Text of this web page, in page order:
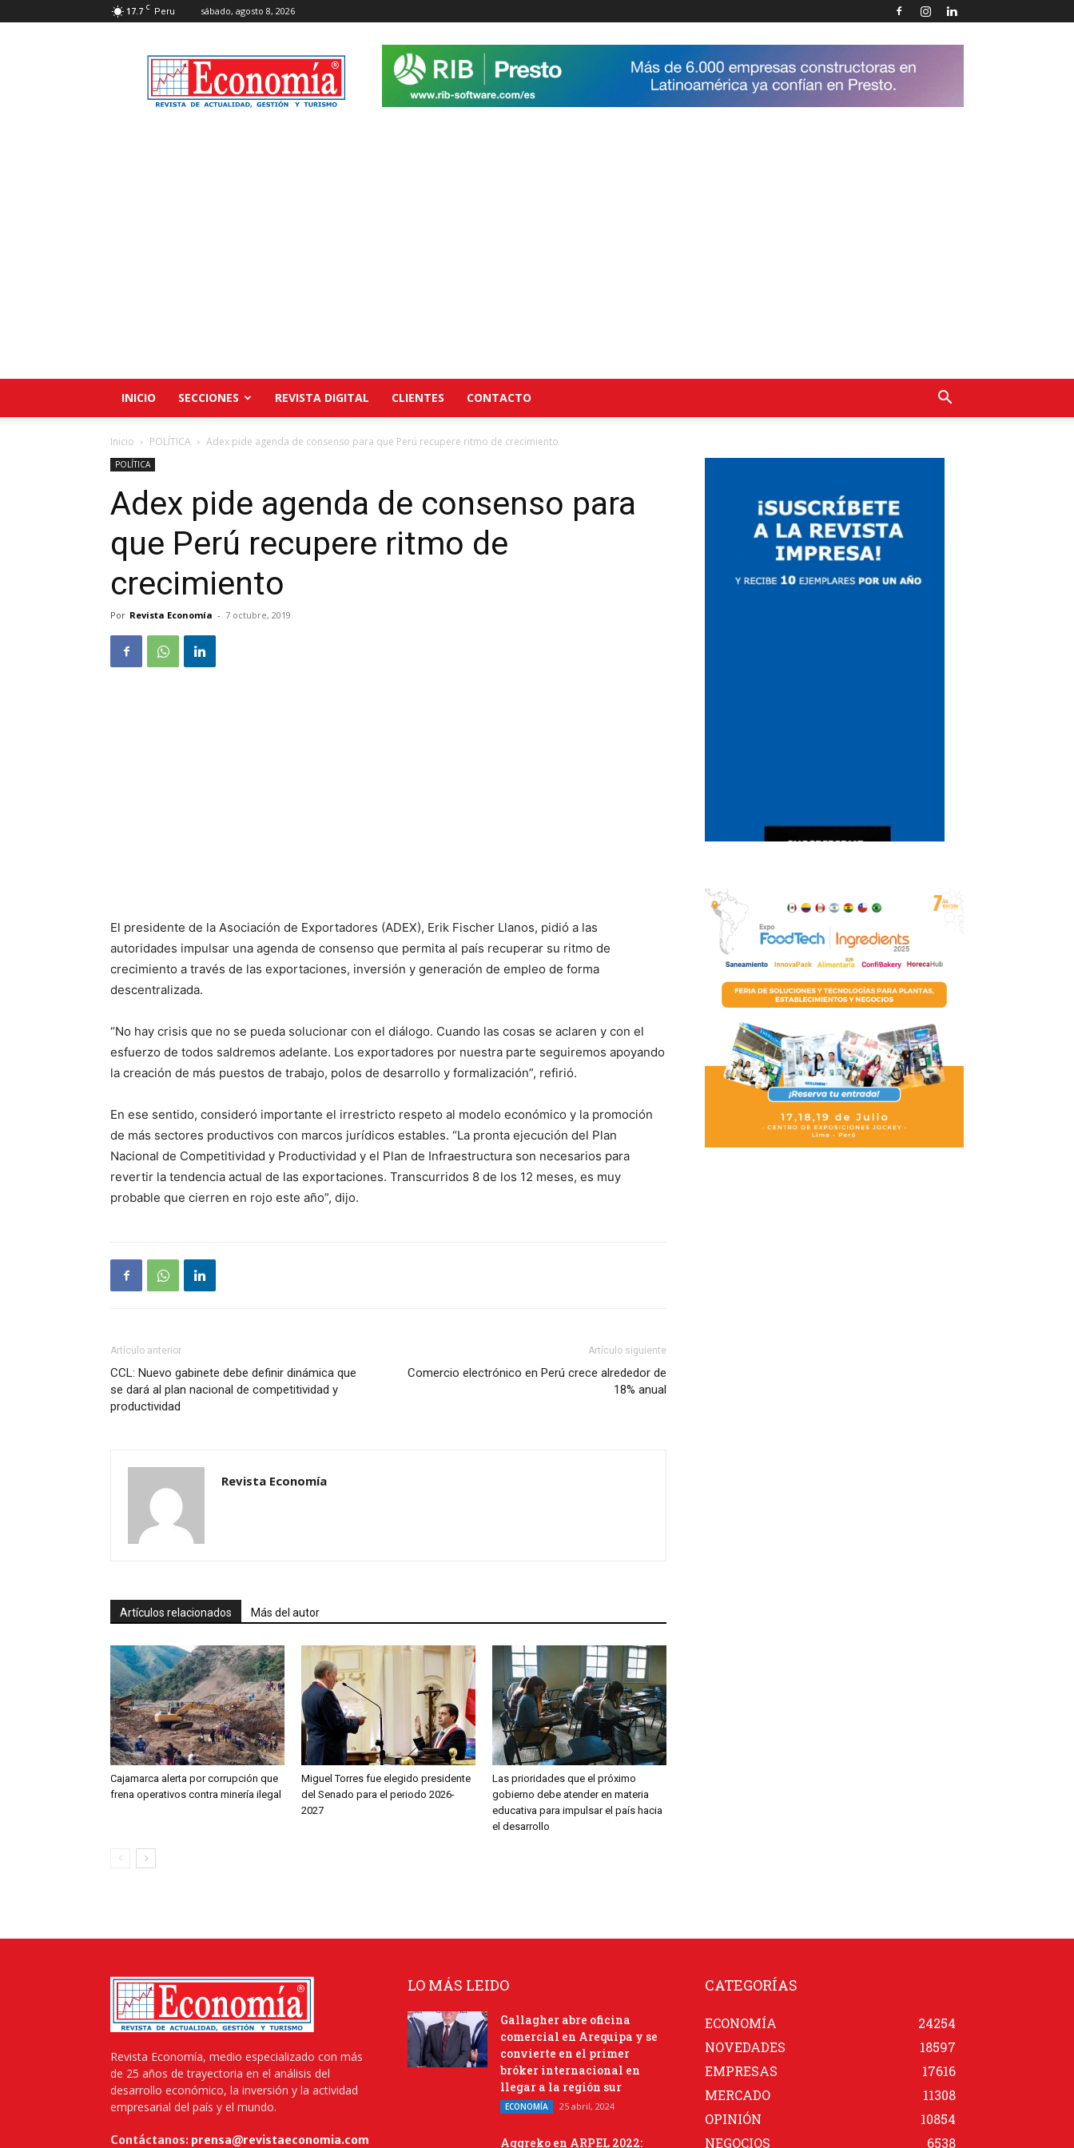
17.7 C Peru sábado, agosto 8, 2026
Revista
Economía
INICIO SECCIONES REVISTA DIGITAL CLIENTES CONTACTO
Inicio POLÍTICA Adex pide agenda de consenso para que Perú recupere ritmo de crecimiento
POLÍTICA
Adex pide agenda de consenso para
que Perú recupere ritmo de
crecimiento
Por Revista Economía - 7 octubre, 2019
El presidente de la Asociación de Exportadores (ADEX), Erik Fischer Llanos, pidió a las
autoridades impulsar una agenda de consenso que permita al país recuperar su ritmo de
crecimiento a través de las exportaciones, inversión y generación de empleo de forma
descentralizada.
“No hay crisis que no se pueda solucionar con el diálogo. Cuando las cosas se aclaren y con el
esfuerzo de todos saldremos adelante. Los exportadores por nuestra parte seguiremos apoyando
la creación de más puestos de trabajo, polos de desarrollo y formalización”, refirió.
En ese sentido, consideró importante el irrestricto respeto al modelo económico y la promoción
de más sectores productivos con marcos jurídicos estables. “La pronta ejecución del Plan
Nacional de Competitividad y Productividad y el Plan de Infraestructura son necesarios para
revertir la tendencia actual de las exportaciones. Transcurridos 8 de los 12 meses, es muy
probable que cierren en rojo este año”, dijo.
Artículo anterior
CCL: Nuevo gabinete debe definir dinámica que
se dará al plan nacional de competitividad y
productividad
Artículo siguiente
Comercio electrónico en Perú crece alrededor de
18% anual
Revista Economía
Artículos relacionados Más del autor
Cajamarca alerta por corrupción que
frena operativos contra minería ilegal
Miguel Torres fue elegido presidente
del Senado para el periodo 2026-
2027
Las prioridades que el próximo
gobierno debe atender en materia
educativa para impulsar el país hacia
el desarrollo
Revista Economía, medio especializado con más
de 25 años de trayectoria en el análisis del
desarrollo económico, la inversión y la actividad
empresarial del país y el mundo.
Contáctanos: prensa@revistaeconomia.com
LO MÁS LEIDO
Gallagher abre oficina
comercial en Arequipa y se
convierte en el primer
bróker internacional en
llegar a la región sur
ECONOMÍA 25 abril, 2024
Aggreko en ARPEL 2022:
CATEGORÍAS
ECONOMÍA
24254
NOVEDADES
18597
EMPRESAS
17616
MERCADO
11308
OPINIÓN
10854
NEGOCIOS
6538